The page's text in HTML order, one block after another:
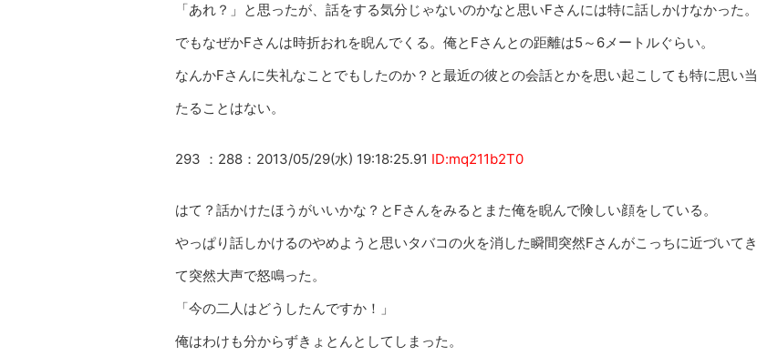
「あれ？」と思ったが、話をする気分じゃないのかなと思いFさんには特に話しかけなかった。
でもなぜかFさんは時折おれを睨んでくる。俺とFさんとの距離は5～6メートルぐらい。
なんかFさんに失礼なことでもしたのか？と最近の彼との会話とかを思い起こしても特に思い当
たることはない。
293 ：288：2013/05/29(水) 19:18:25.91 ID:mq211b2T0
はて？話かけたほうがいいかな？とFさんをみるとまた俺を睨んで険しい顔をしている。
やっぱり話しかけるのやめようと思いタバコの火を消した瞬間突然Fさんがこっちに近づいてき
て突然大声で怒鳴った。
「今の二人はどうしたんですか！」
俺はわけも分からずきょとんとしてしまった。